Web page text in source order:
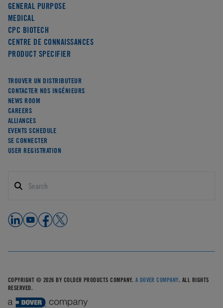
GENERAL PURPOSE
MEDICAL
CPC BIOTECH
CENTRE DE CONNAISSANCES
PRODUCT SPECIFIER
TROUVER UN DISTRIBUTEUR
CONTACTER NOS INGÉNIEURS
NEWS ROOM
CAREERS
ALLIANCES
EVENTS SCHEDULE
SE CONNECTER
USER REGISTRATION
COPYRIGHT © 2026 BY COLDER PRODUCTS COMPANY. A DOVER COMPANY. ALL RIGHTS
RESERVED.